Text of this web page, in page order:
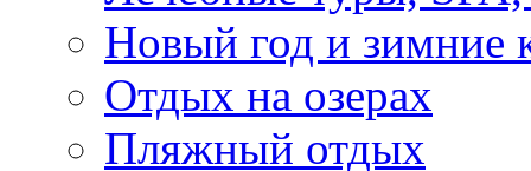
Новый год и зимние
Отдых на озерах
Пляжный отдых